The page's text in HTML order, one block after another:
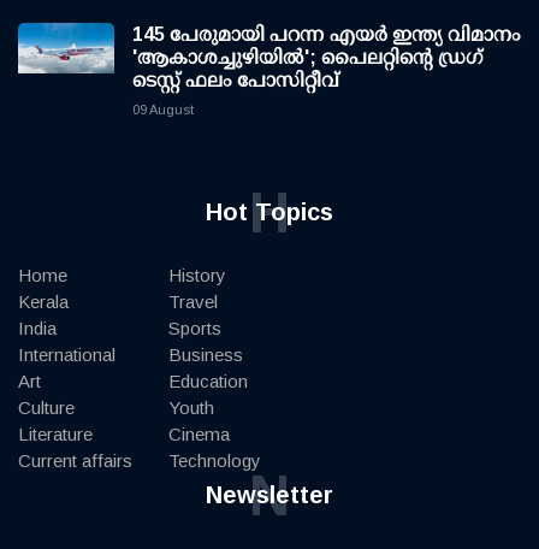
145 പേരുമായി പറന്ന എയര്‍ ഇന്ത്യ വിമാനം
'ആകാശച്ചുഴിയില്‍'; പൈലറ്റിന്റെ ഡ്രഗ്
ടെസ്റ്റ് ഫലം പോസിറ്റീവ്
09 August
Hot Topics
H
Home
Kerala
India
International
Art
Culture
Literature
Current affairs
History
Travel
Sports
Business
Education
Youth
Cinema
Technology
Newsletter
N